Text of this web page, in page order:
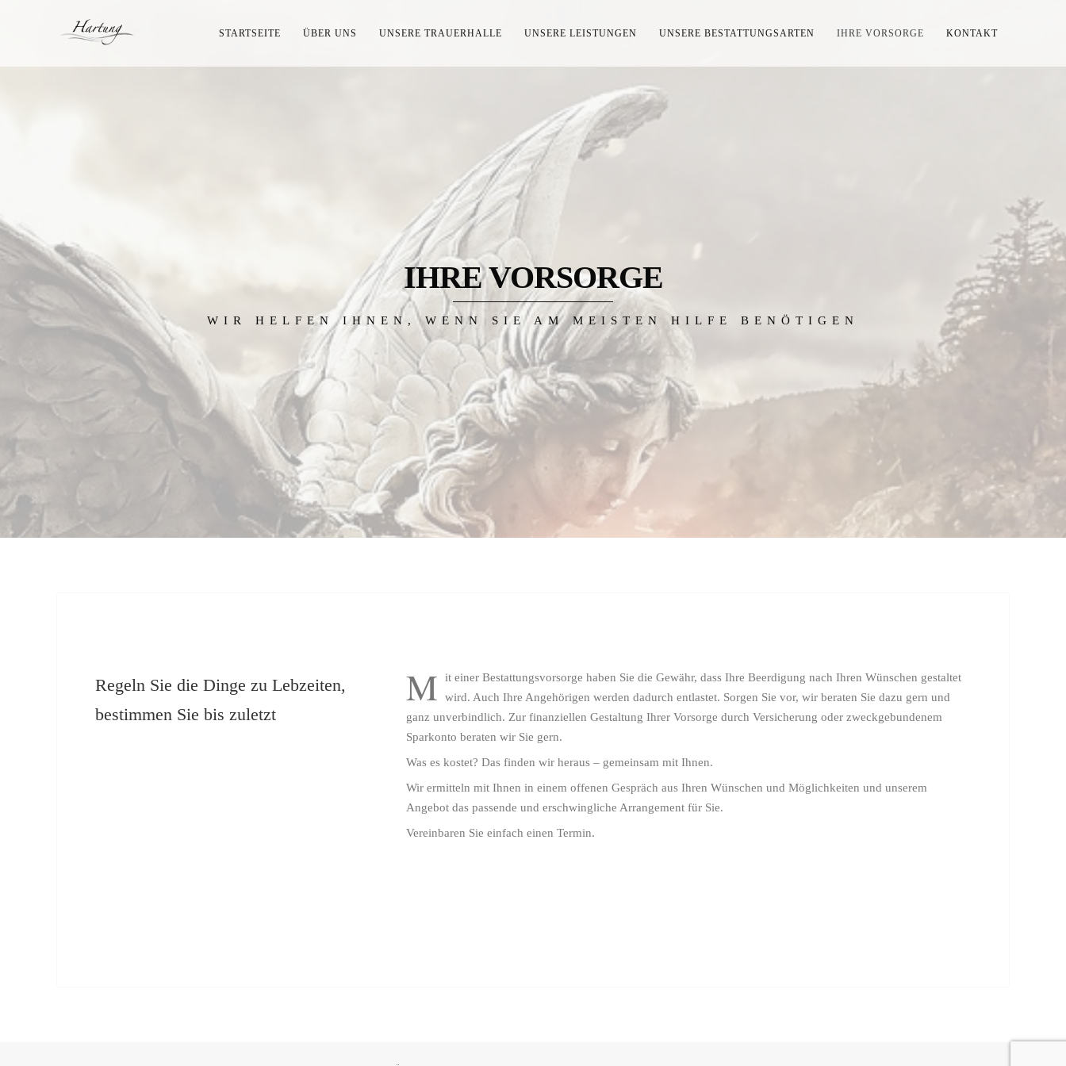
STARTSEITE ÜBER UNS UNSERE TRAUERHALLE UNSERE LEISTUNGEN UNSERE BESTATTUNGSARTEN IHRE VORSORGE KONTAKT
IHRE VORSORGE
WIR HELFEN IHNEN, WENN SIE AM MEISTEN HILFE BENÖTIGEN
Regeln Sie die Dinge zu Lebzeiten,
bestimmen Sie bis zuletzt
M
it einer Bestattungsvorsorge haben Sie die Gewähr, dass Ihre Beerdigung nach Ihren Wünschen gestaltet
wird. Auch Ihre Angehörigen werden dadurch entlastet. Sorgen Sie vor, wir beraten Sie dazu gern und
ganz unverbindlich. Zur finanziellen Gestaltung Ihrer Vorsorge durch Versicherung oder zweckgebundenem
Sparkonto beraten wir Sie gern.
Was es kostet? Das finden wir heraus – gemeinsam mit Ihnen.
Wir ermitteln mit Ihnen in einem offenen Gespräch aus Ihren Wünschen und Möglichkeiten und unserem
Angebot das passende und erschwingliche Arrangement für Sie.
Vereinbaren Sie einfach einen Termin.